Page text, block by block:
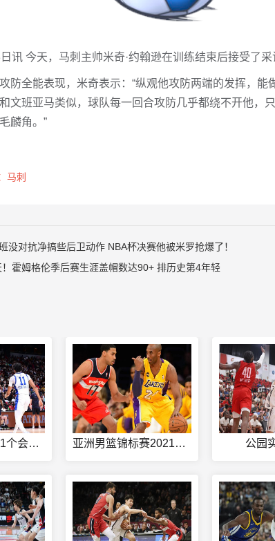
讯 今天，马刺主帅米奇·约翰逊在训练结束后接受了采
防全能表现，米奇表示：“纵观他攻防两端的发挥，
文班亚马类似，球队每一回合攻防几乎都绕不开他，
麟角。”
马刺
没对抗净搞些后卫动作 NBA杯决赛他被米罗抢爆了！
霍姆格伦季后赛生涯盖帽数达90+ 排历史第4年轻
14亿人找不出11个会踢球的 亚洲男篮锦标赛2021赛程直播 公园